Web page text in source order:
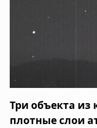
Три объекта
плотные слои